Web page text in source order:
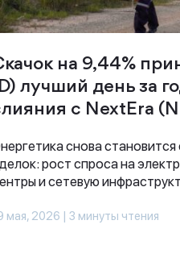
на 9,44%
лучший день за
с NextEra
снова
рост спроса на
и сетевую
мая, 2026 | 3 минуты чтения
в